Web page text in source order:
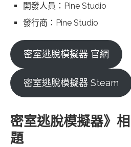
開發人員：Pine Studio
發行商：Pine Studio
密室逃脫模擬器 官網
密室逃脫模擬器 Steam
密室逃脫模擬器》
題